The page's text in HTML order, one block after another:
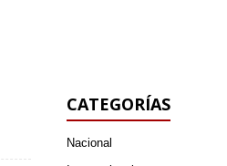
CATEGORÍAS
Nacional